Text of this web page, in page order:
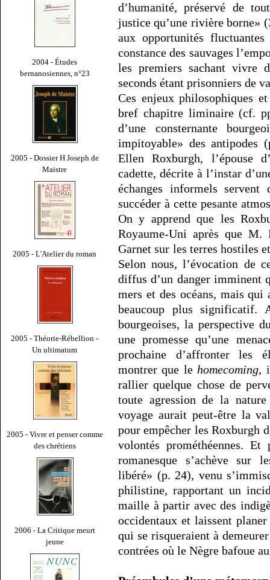
2004 - Études
bernanosiennes, n°23
2005 - Dossier H Joseph de
Maistre
2005 - L'Atelier du roman
2005 - Théorie-Rébellion -
Un ultimatum
2005 - Vivre et penser comme
des chrétiens
2006 - La Critique meurt
jeune
d’humanité, préservé de
justice qu’une rivière borne»
aux opportunités
constance des sauvages
les premiers sachant vivre
seconds étant prisonniers de
Ces enjeux philosophiques
bref chapitre liminaire (cf.
d’une consternante
impitoyable» des antipodes
Ellen Roxburgh, l’épouse
cadette, décrite à l’instar
échanges informels
succéder à cette pesante
On y apprend que les
Royaume-Uni après que
Garnet sur les terres hostiles
Selon nous, l’évocation de
diffus d’un danger imminent
mers et des océans, mais qui
beaucoup plus significatif.
bourgeoises, la perspective
une promesse qu’une
prochaine d’affronter les
montrer que le homecoming,
rallier quelque chose de
toute agression de la
voyage aurait peut-être la
pour empêcher les Roxburgh
volontés prométhéennes.
romanesque s’achève sur
libéré» (p. 24), venu
philistine, rapportant un
maille à partir avec des
occidentaux et laissent
qui se risqueraient à
contrées où le Nègre bafoue